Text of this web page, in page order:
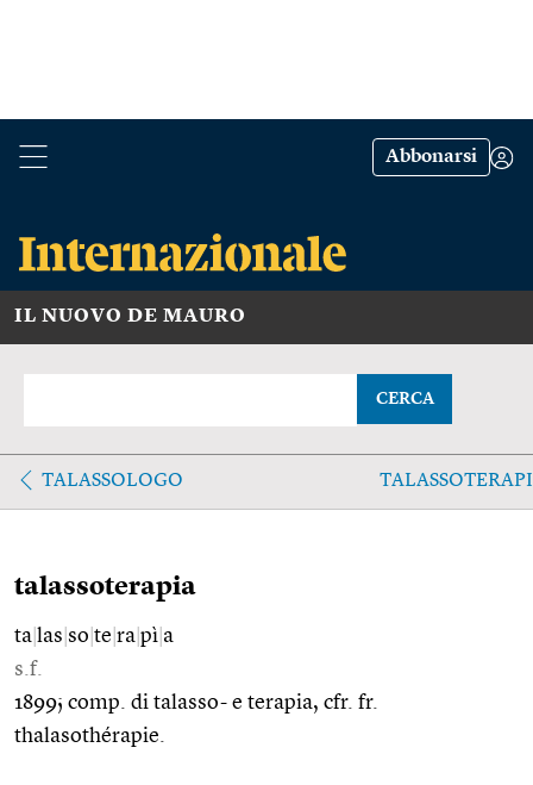
Abbonarsi
IL NUOVO DE MAURO
CERCA
TALASSOLOGO
talassoterapia
ta las so te ra pì a
s.f.
1899; comp. di talasso- e terapia, cfr. fr.
thalasothérapie.